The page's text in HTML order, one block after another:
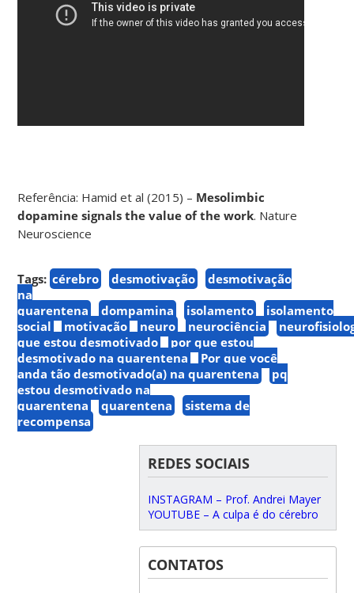
Referência: Hamid et al (2015) – Mesolimbic
dopamine signals the value of the work. Nature
Neuroscience
Tags: cérebro desmotivação
desmotivação
na
quarentena
dompamina isolamento
isolamento
social
motivação neuro neurociência
que estou desmotivado
por que estou
desmotivado na quarentena
Por que você
anda tão desmotivado(a) na quarentena
pq
estou desmotivado na
quarentena
quarentena
sistema de
recompensa
REDES SOCIAIS
INSTAGRAM – Prof. Andrei Mayer
YOUTUBE – A culpa é do cérebro
CONTATOS